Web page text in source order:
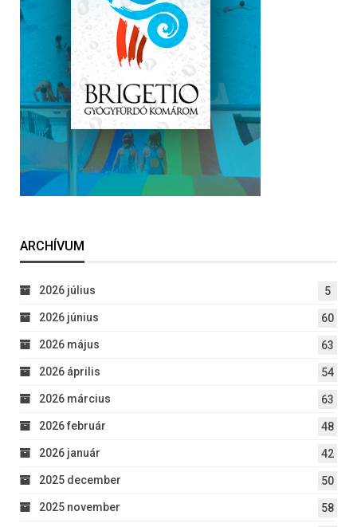
ARCHÍVUM
2026 július 5
2026 június 60
2026 május 63
2026 április 54
2026 március 63
2026 február 48
2026 január 42
2025 december 50
2025 november 58